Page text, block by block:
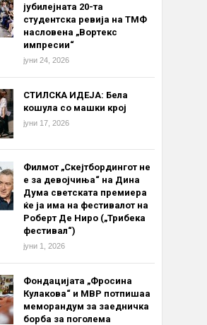
јубилејната 20-та
студентска ревија на ТМФ
насловена „Вортекс
импресии“
јуни 24, 2026
СТИЛСКА ИДЕЈА: Бела
кошула со машки крој
јуни 17, 2026
Филмот „Скејтбордингот не
е за девојчиња“ на Дина
Дума светската премиера
ќе ја има на фестивалот на
Роберт Де Ниро („Трибека
фестивал“)
јуни 1, 2026
Фондацијата „Фросина
Кулакова“ и МВР потпишаа
меморандум за заедничка
борба за поголема